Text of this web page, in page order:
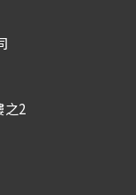
之2